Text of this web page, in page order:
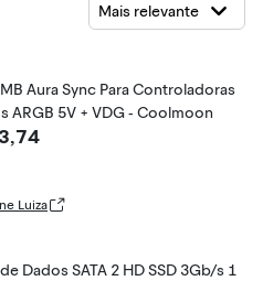
Aura Sync Para Controladoras
6 Pinos ARGB 5V + VDG - Coolmoon
Luiza
Dados SATA 2 HD SSD 3Gb/s 1